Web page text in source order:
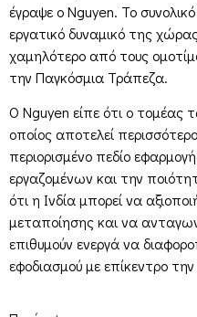
έγραψε ο Nguyen. Το
εργατικό δυναμικό της
χαμηλότερο από τους
την Παγκόσμια Τράπεζα.
Ο Nguyen είπε ότι ο τομέας
οποίος αποτελεί
περιορισμένο πεδίο
εργαζομένων και την
ότι η Ινδία μπορεί να
μεταποίησης και να
επιθυμούν ενεργά να
εφοδιασμού με επίκεντρο